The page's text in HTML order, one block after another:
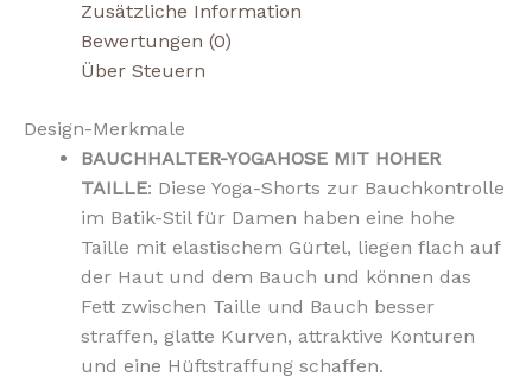
Zusätzliche Information
Bewertungen (0)
Über Steuern
Design-Merkmale
BAUCHHALTER-YOGAHOSE MIT HOHER
TAILLE: Diese Yoga-Shorts zur Bauchkontrolle
im Batik-Stil für Damen haben eine hohe
Taille mit elastischem Gürtel, liegen flach auf
der Haut und dem Bauch und können das
Fett zwischen Taille und Bauch besser
straffen, glatte Kurven, attraktive Konturen
und eine Hüftstraffung schaffen.